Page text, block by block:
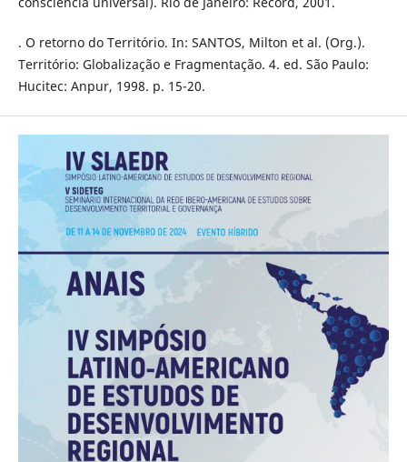
. O retorno do Território. In: SANTOS, Milton et al. (Org.).
Território: Globalização e Fragmentação. 4. ed. São Paulo:
Hucitec: Anpur, 1998. p. 15-20.